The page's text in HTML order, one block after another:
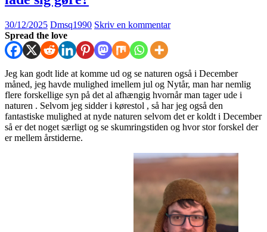
30/12/2025 Dmsq1990 Skriv en kommentar
Spread the love
Jeg kan godt lide at komme ud og se naturen også i December
måned, jeg havde mulighed imellem jul og Nytår, man har nemlig
flere forskellige syn på det al afhængig hvornår man tager ude i
naturen . Selvom jeg sidder i kørestol , så har jeg også den
fantastiske mulighed at nyde naturen selvom det er koldt i December
så er det noget særligt og se skumringstiden og hvor stor forskel der
er mellem årstiderne.